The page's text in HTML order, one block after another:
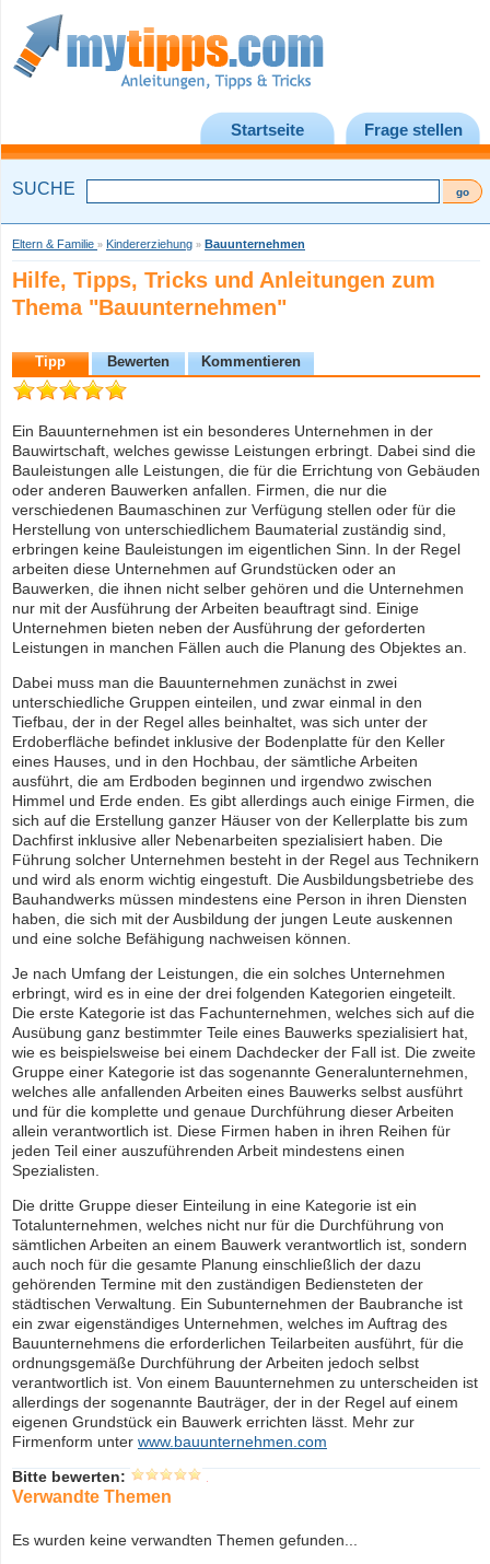
Startseite Frage stellen
SUCHE
Eltern & Familie » Kindererziehung » Bauunternehmen
Hilfe, Tipps, Tricks und Anleitungen zum
Thema "Bauunternehmen"
Tipp Bewerten Kommentieren
Ein Bauunternehmen ist ein besonderes Unternehmen in der
Bauwirtschaft, welches gewisse Leistungen erbringt. Dabei sind die
Bauleistungen alle Leistungen, die für die Errichtung von Gebäuden
oder anderen Bauwerken anfallen. Firmen, die nur die
verschiedenen Baumaschinen zur Verfügung stellen oder für die
Herstellung von unterschiedlichem Baumaterial zuständig sind,
erbringen keine Bauleistungen im eigentlichen Sinn. In der Regel
arbeiten diese Unternehmen auf Grundstücken oder an
Bauwerken, die ihnen nicht selber gehören und die Unternehmen
nur mit der Ausführung der Arbeiten beauftragt sind. Einige
Unternehmen bieten neben der Ausführung der geforderten
Leistungen in manchen Fällen auch die Planung des Objektes an.
Dabei muss man die Bauunternehmen zunächst in zwei
unterschiedliche Gruppen einteilen, und zwar einmal in den
Tiefbau, der in der Regel alles beinhaltet, was sich unter der
Erdoberfläche befindet inklusive der Bodenplatte für den Keller
eines Hauses, und in den Hochbau, der sämtliche Arbeiten
ausführt, die am Erdboden beginnen und irgendwo zwischen
Himmel und Erde enden. Es gibt allerdings auch einige Firmen, die
sich auf die Erstellung ganzer Häuser von der Kellerplatte bis zum
Dachfirst inklusive aller Nebenarbeiten spezialisiert haben. Die
Führung solcher Unternehmen besteht in der Regel aus Technikern
und wird als enorm wichtig eingestuft. Die Ausbildungsbetriebe des
Bauhandwerks müssen mindestens eine Person in ihren Diensten
haben, die sich mit der Ausbildung der jungen Leute auskennen
und eine solche Befähigung nachweisen können.
Je nach Umfang der Leistungen, die ein solches Unternehmen
erbringt, wird es in eine der drei folgenden Kategorien eingeteilt.
Die erste Kategorie ist das Fachunternehmen, welches sich auf die
Ausübung ganz bestimmter Teile eines Bauwerks spezialisiert hat,
wie es beispielsweise bei einem Dachdecker der Fall ist. Die zweite
Gruppe einer Kategorie ist das sogenannte Generalunternehmen,
welches alle anfallenden Arbeiten eines Bauwerks selbst ausführt
und für die komplette und genaue Durchführung dieser Arbeiten
allein verantwortlich ist. Diese Firmen haben in ihren Reihen für
jeden Teil einer auszuführenden Arbeit mindestens einen
Spezialisten.
Die dritte Gruppe dieser Einteilung in eine Kategorie ist ein
Totalunternehmen, welches nicht nur für die Durchführung von
sämtlichen Arbeiten an einem Bauwerk verantwortlich ist, sondern
auch noch für die gesamte Planung einschließlich der dazu
gehörenden Termine mit den zuständigen Bediensteten der
städtischen Verwaltung. Ein Subunternehmen der Baubranche ist
ein zwar eigenständiges Unternehmen, welches im Auftrag des
Bauunternehmens die erforderlichen Teilarbeiten ausführt, für die
ordnungsgemäße Durchführung der Arbeiten jedoch selbst
verantwortlich ist. Von einem Bauunternehmen zu unterscheiden ist
allerdings der sogenannte Bauträger, der in der Regel auf einem
eigenen Grundstück ein Bauwerk errichten lässt. Mehr zur
Firmenform unter www.bauunternehmen.com
Bitte bewerten:
Verwandte Themen
Es wurden keine verwandten Themen gefunden...